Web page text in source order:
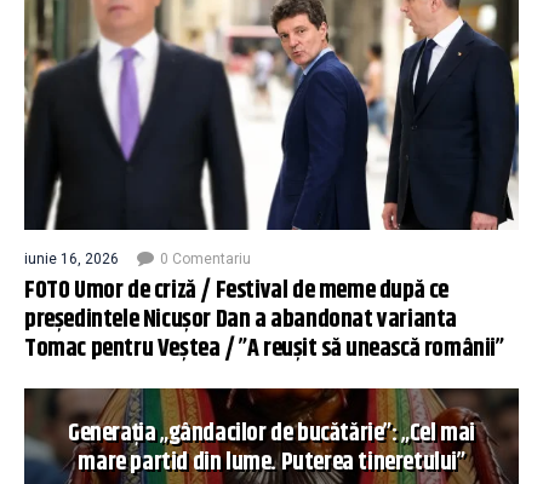
iunie 16, 2026 0 Comentariu
FOTO Umor de criză / Festival de meme după ce
președintele Nicușor Dan a abandonat varianta
Tomac pentru Veștea / ”A reușit să unească românii”
Generația „gândacilor de bucătărie”: „Cel mai
mare partid din lume. Puterea tineretului”